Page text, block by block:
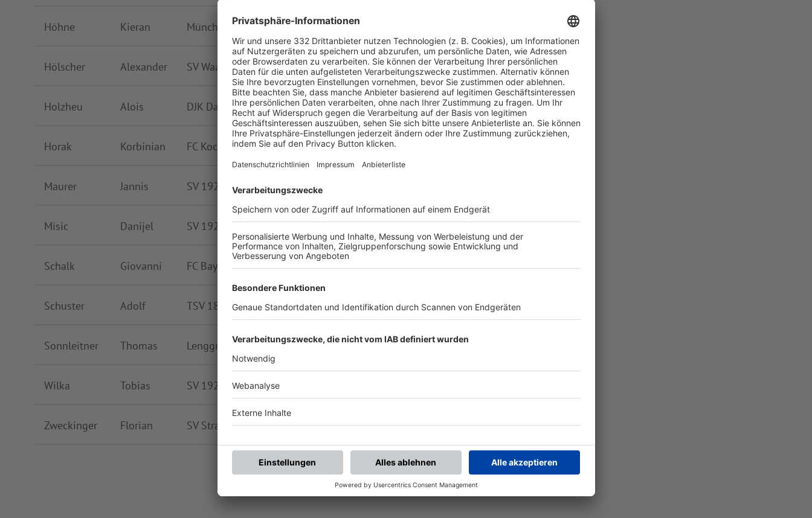
Höhne Kieran Münchener Sp. VG. Bajuwaren
Hölscher Alexander SV Waakirchen
Holzheu Alois DJK Darching
Horak Korbinian FC Kochelsee-Schlehdorf
Maurer Jannis SV 1925 Bad Tölz
Misic Danijel SV 1925 Bad Tölz
Schalk Giovanni FC Bayern München
Schuster Adolf TSV 1864 Wolfratshausen
Sonnleitner Thomas Lenggrieser SC 46
Wilka Tobias SV 1925 Bad Tölz
Zweckinger Florian SV Straßlach